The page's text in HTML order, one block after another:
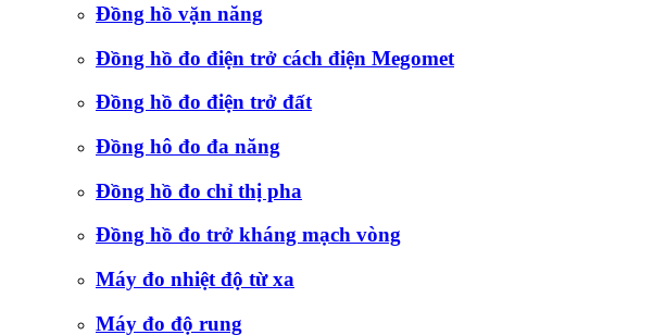
Đồng hồ vặn năng
Đồng hồ đo điện trở cách điện Megomet
Đồng hồ đo điện trở đất
Đồng hô đo đa năng
Đồng hồ đo chỉ thị pha
Đồng hồ đo trở kháng mạch vòng
Máy đo nhiệt độ từ xa
Máy đo độ rung